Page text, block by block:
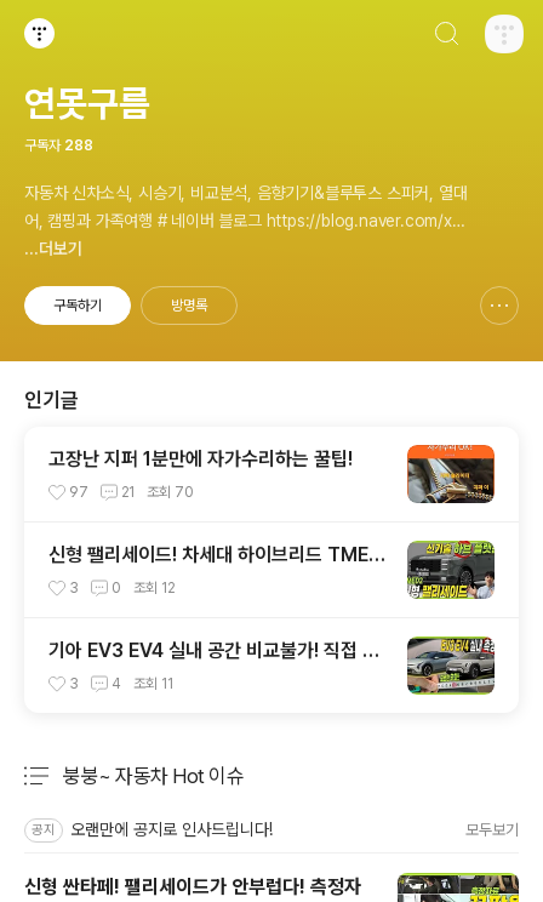
연못구름
구독자 288
자동차 신차소식, 시승기, 비교분석, 음향기기&블루투스 스피커, 열대
어, 캠핑과 가족여행 # 네이버 블로그 https://blog.naver.com/xh
ojin #티스토리 블로그 https://lastzone.com/ #유튜브 https://
om 으로 주시면 신속하게 답변 드리겠습니다.
...더보기
구독하기 방명록
인기글
고장난 지퍼 1분만에 자가수리하는 꿀팁!
97 21 조회 70
신형 팰리세이드! 차세대 하이브리드 TMED
2 선보인다!
3 0 조회 12
기아 EV3 EV4 실내 공간 비교불가! 직접 측
정해 봤어요!
3 4 조회 11
붕붕~ 자동차 Hot 이슈
공지 오랜만에 공지로 인사드립니다! 모두보기
신형 싼타페! 팰리세이드가 안부럽다! 측정자